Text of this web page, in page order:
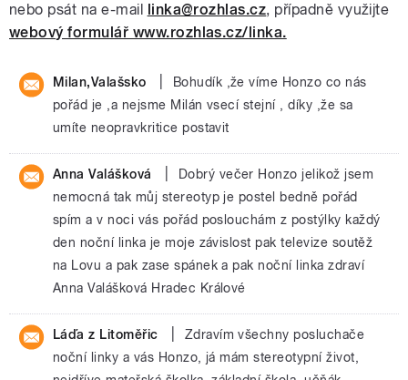
nebo psát na e-mail linka@rozhlas.cz, případně využijte
webový formulář www.rozhlas.cz/linka.
Milan,Valašsko
Bohudík ,že víme Honzo co nás
pořád je ,a nejsme Milán vsecí stejní , díky ,že sa
umíte neopravkritice postavit
Anna Valášková
Dobrý večer Honzo jelikož jsem
nemocná tak můj stereotyp je postel bedně pořád
spím a v noci vás pořád poslouchám z postýlky každý
den noční linka je moje závislost pak televize soutěž
na Lovu a pak zase spánek a pak noční linka zdraví
Anna Valášková Hradec Králové
Láďa z Litoměřic
Zdravím všechny posluchače
noční linky a vás Honzo, já mám stereotypní život,